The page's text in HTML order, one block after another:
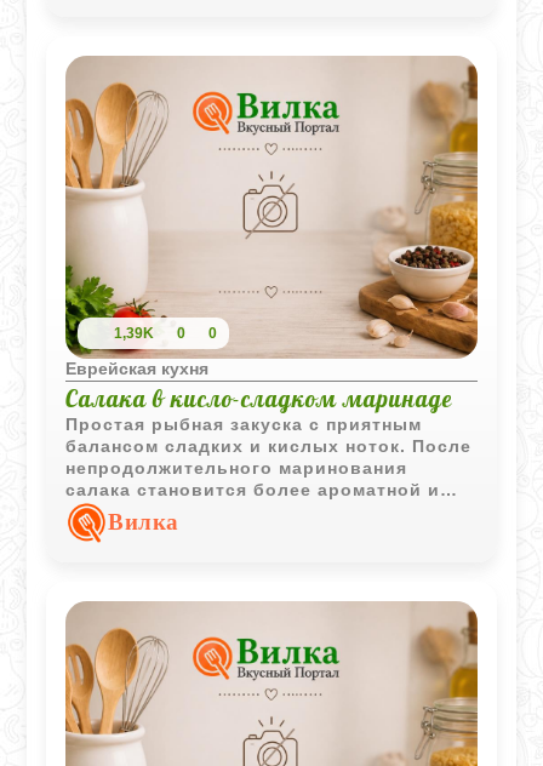
1,39K 0 0
Еврейская кухня
Салака в кисло-сладком маринаде
Простая рыбная закуска с приятным
балансом сладких и кислых ноток. После
непродолжительного маринования
салака становится более ароматной и
отлично подходит как для
повседневного, так и для праздничного
Вилка